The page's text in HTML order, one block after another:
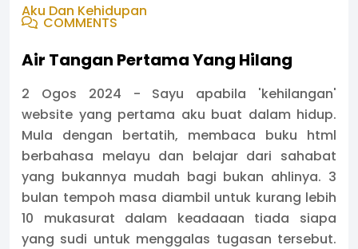
Aku Dan Kehidupan
COMMENTS
Air Tangan Pertama Yang Hilang
2 Ogos 2024 - Sayu apabila 'kehilangan'
website yang pertama aku buat dalam hidup.
Mula dengan bertatih, membaca buku html
berbahasa melayu dan belajar dari sahabat
yang bukannya mudah bagi bukan ahlinya. 3
bulan tempoh masa diambil untuk kurang lebih
10 mukasurat dalam keadaaan tiada siapa
yang sudi untuk menggalas tugasan tersebut.